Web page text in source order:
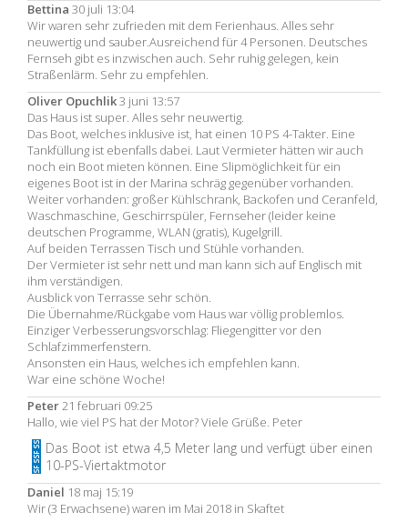
Bettina 30 juli 13:04
Wir waren sehr zufrieden mit dem Ferienhaus. Alles sehr
neuwertig und sauber.Ausreichend für 4 Personen. Deutsches
Fernseh gibt es inzwischen auch. Sehr ruhig gelegen, kein
Straßenlärm. Sehr zu empfehlen.
Oliver Opuchlik3 juni 13:57
Das Haus ist super. Alles sehr neuwertig.
Das Boot, welches inklusive ist, hat einen 10 PS 4-Takter. Eine
Tankfüllung ist ebenfalls dabei. Laut Vermieter hätten wir auch
noch ein Boot mieten können. Eine Slipmöglichkeit für ein
eigenes Boot ist in der Marina schräg gegenüber vorhanden.
Weiter vorhanden: großer Kühlschrank, Backofen und Ceranfeld,
Waschmaschine, Geschirrspüler, Fernseher (leider keine
deutschen Programme, WLAN (gratis), Kugelgrill.
Auf beiden Terrassen Tisch und Stühle vorhanden.
Der Vermieter ist sehr nett und man kann sich auf Englisch mit
ihm verständigen.
Ausblick von Terrasse sehr schön.
Die Übernahme/Rückgabe vom Haus war völlig problemlos.
Einziger Verbesserungsvorschlag: Fliegengitter vor den
Schlafzimmerfenstern.
Ansonsten ein Haus, welches ich empfehlen kann.
War eine schöne Woche!
Peter21 februari 09:25
Hallo, wie viel PS hat der Motor? Viele Grüße. Peter
Das Boot ist etwa 4,5 Meter lang und verfügt über einen
10-PS-Viertaktmotor
Daniel 18 maj 15:19
Wir (3 Erwachsene) waren im Mai 2018 in Skaftet